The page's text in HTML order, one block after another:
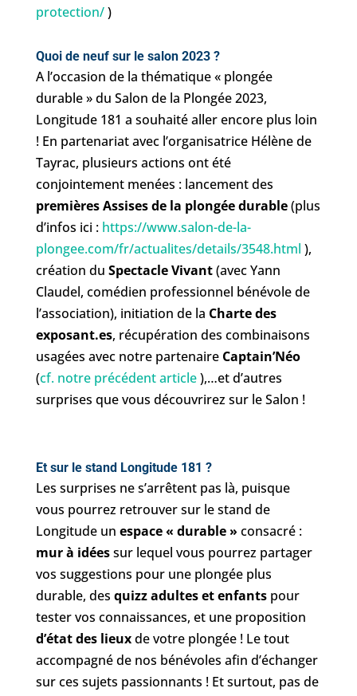
protection/)
Quoi de neuf sur le salon 2023 ?
A l’occasion de la thématique « plongée
durable » du Salon de la Plongée 2023,
Longitude 181 a souhaité aller encore plus loin
! En partenariat avec l’organisatrice Hélène de
Tayrac, plusieurs actions ont été
conjointement menées : lancement des
premières Assises de la plongée durable(plus
d’infos ici : https://www.salon-de-la-
plongee.com/fr/actualites/details/3548.html ),
création du Spectacle Vivant(avec Yann
Claudel, comédien professionnel bénévole de
l’association), initiation de la Charte des
exposant.es, récupération des combinaisons
usagées avec notre partenaireCaptain’Néo
(cf. notre précédent article),…et d’autres
surprises que vous découvrirez sur le Salon !
Et sur le stand Longitude 181 ?
Les surprises ne s’arrêtent pas là, puisque
vous pourrez retrouver sur le stand de
Longitude un espace « durable » consacré :
mur à idéessur lequel vous pourrez partager
vos suggestions pour une plongée plus
durable, des quizz adultes et enfants pour
tester vos connaissances, et une proposition
d’état des lieuxde votre plongée ! Le tout
accompagné de nos bénévoles afin d’échanger
sur ces sujets passionnants ! Et surtout, pas de